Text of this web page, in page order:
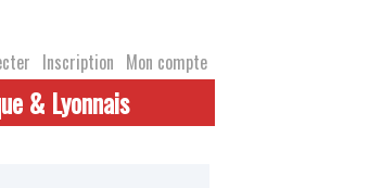
Inscription Mon compte
& Lyonnais